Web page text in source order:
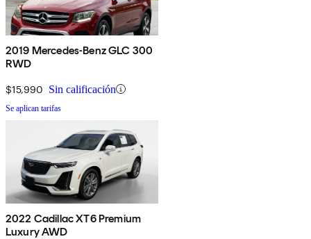
2019 Mercedes-Benz GLC 300
RWD
$15,990 Sin calificación
Se aplican tarifas
2022 Cadillac XT6 Premium
Luxury AWD